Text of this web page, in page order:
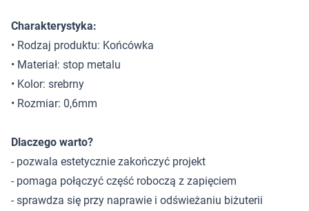
Charakterystyka:
• Rodzaj produktu: Końcówka
• Materiał: stop metalu
• Kolor: srebrny
• Rozmiar: 0,6mm
Dlaczego warto?
- pozwala estetycznie zakończyć projekt
- pomaga połączyć część roboczą z zapięciem
- sprawdza się przy naprawie i odświeżaniu biżuterii